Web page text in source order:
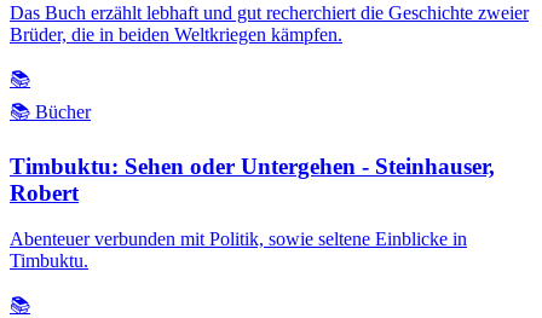
Das Buch erzählt lebhaft und gut recherchiert die Geschichte zweier
Brüder, die in beiden Weltkriegen kämpfen.
📚
📚 Bücher
Timbuktu: Sehen oder Untergehen - Steinhauser,
Robert
Abenteuer verbunden mit Politik, sowie seltene Einblicke in
Timbuktu.
📚